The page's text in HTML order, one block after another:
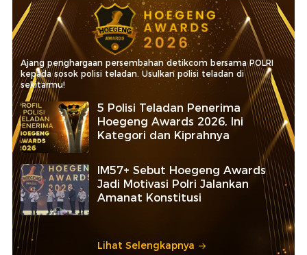
Ajang penghargaan persembahan detikcom bersama POLRI
kepada sosok polisi teladan. Usulkan polisi teladan di
sekitarmu!
5 Polisi Teladan Penerima
Hoegeng Awards 2026, Ini
Kategori dan Kiprahnya
IM57+ Sebut Hoegeng Awards
Jadi Motivasi Polri Jalankan
Amanat Konstitusi
Lihat Selengkapnya